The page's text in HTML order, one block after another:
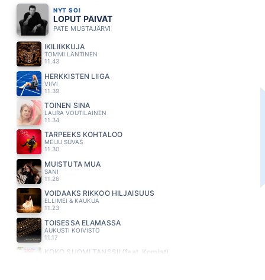
NYT SOI
LOPUT PÄIVÄT
PATE MUSTAJÄRVI
IKILIIKKUJA
TOMMI LÄNTINEN
11.43
HERKKISTEN LIIGA
VIIVI
11.39
TOINEN SINÄ
LAURA VOUTILAINEN
11.34
TARPEEKS KOHTALOO
MEIJU SUVAS
11.30
MUISTUTA MUA
SANI
11.26
VOIDAAKS RIKKOO HILJAISUUS
ELLIMEI & KAUKUA
11.23
TOISESSA ELÄMÄSSÄ
AUKUSTI KOIVISTO
11.17
KOKO SUOMI TANSSII (feat. Komiat)